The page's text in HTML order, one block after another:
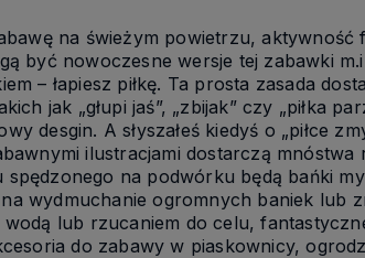
na świeżym powietrzu,
być nowoczesne wersje tej zabawki
– łapiesz piłkę. Ta prosta zasada
jak „głupi jaś”, „zbijak” czy „piłka
desgin. A słyszałeś kiedyś o „piłce
ilustracjami dostarczą
na podwórku będą bańki
wydmuchanie ogromnych baniek lub
lub rzucaniem do celu,
do zabawy w piaskownicy,